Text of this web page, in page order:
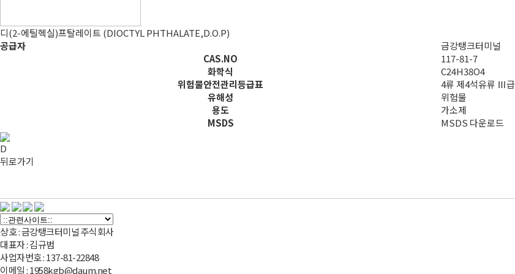
디(2-에틸헥실)프탈레이트 (DIOCTYL PHTHALATE,D.O.P)
공급자
금강탱크터미널
CAS.NO
117-81-7
화학식
C24H38O4
위험물안전관리등급표
4류 제4석유류 Ⅲ급
유해성
위험물
용도
가소제
MSDS
MSDS 다운로드
D
뒤로가기
상호 : 금강탱크터미널 주식회사
대표자 : 김규범
사업자번호 : 137-81-22848
이메일 : 1958kgb@daum.net